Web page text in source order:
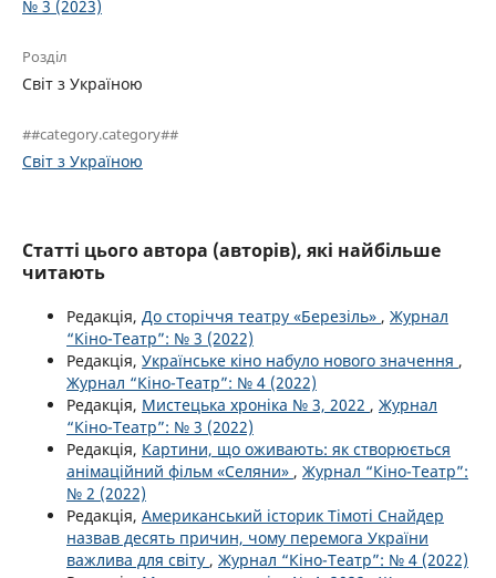
№ 3 (2023)
Розділ
Світ з Україною
##category.category##
Світ з Україною
Статті цього автора (авторів), які найбільше
читають
Редакція, До сторіччя театру «Березіль» , Журнал
“Кіно-Театр”: № 3 (2022)
Редакція, Українське кіно набуло нового значення ,
Журнал “Кіно-Театр”: № 4 (2022)
Редакція, Мистецька хроніка № 3, 2022 , Журнал
“Кіно-Театр”: № 3 (2022)
Редакція, Картини, що оживають: як створюється
анімаційний фільм «Селяни» , Журнал “Кіно-Театр”:
№ 2 (2022)
Редакція, Американський історик Тімоті Снайдер
назвав десять причин, чому перемога України
важлива для світу , Журнал “Кіно-Театр”: № 4 (2022)